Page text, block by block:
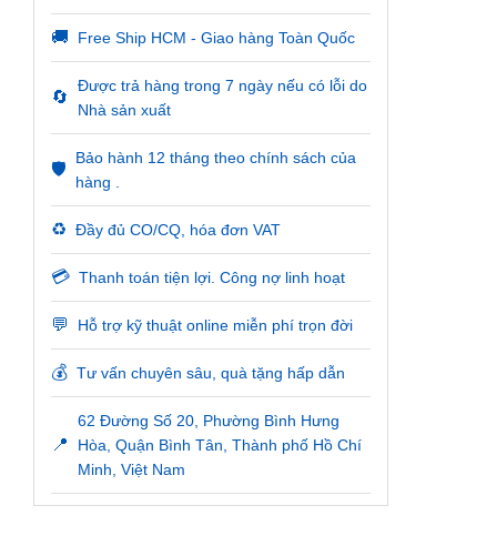
🚚 Free Ship HCM - Giao hàng Toàn Quốc
🔄
Được trả hàng trong 7 ngày nếu có lỗi do
Nhà sản xuất
🛡️
Bảo hành 12 tháng theo chính sách của
hàng .
♻️ Đầy đủ CO/CQ, hóa đơn VAT
💳 Thanh toán tiện lợi. Công nợ linh hoạt
💬 Hỗ trợ kỹ thuật online miễn phí trọn đời
💰 Tư vấn chuyên sâu, quà tặng hấp dẫn
📍
62 Đường Số 20, Phường Bình Hưng
Hòa, Quận Bình Tân, Thành phố Hồ Chí
Minh, Việt Nam